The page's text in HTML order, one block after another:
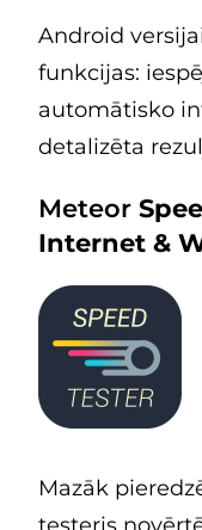
Android
funkcijas:
automātisko
detalizēta
Meteor
Internet &
Mazāk